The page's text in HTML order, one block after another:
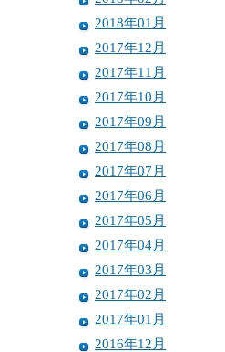
2018年01月
2017年12月
2017年11月
2017年10月
2017年09月
2017年08月
2017年07月
2017年06月
2017年05月
2017年04月
2017年03月
2017年02月
2017年01月
2016年12月